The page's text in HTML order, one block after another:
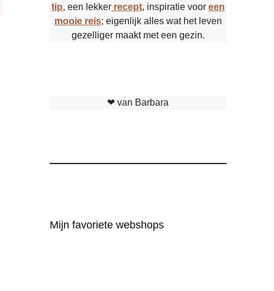
tip, een lekkerrecept, inspiratie voor een
mooie reis; eigenlijk alles wat het leven
gezelliger maakt met een gezin.
❤︎ van Barbara
Mijn favoriete webshops